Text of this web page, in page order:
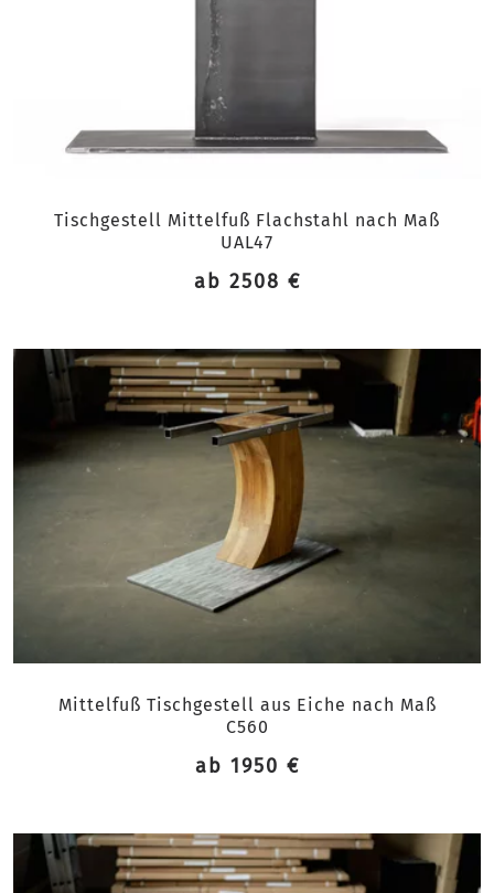
Tischgestell Mittelfuß Flachstahl nach Maß
UAL47
ab 2508 €
Mittelfuß Tischgestell aus Eiche nach Maß
C560
ab 1950 €